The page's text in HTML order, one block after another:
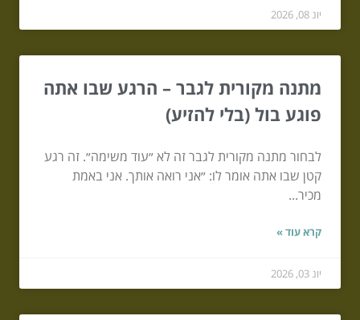
יונ 08, 2026
מתנה מקורית לגבר – הרגע שבו אתה
פוגע בול (בלי להזיע)
לבחור מתנה מקורית לגבר זה לא ״עוד משימה״. זה רגע
קטן שבו אתה אומר לו: ״אני רואה אותך. אני באמת
מכיר...
קרא עוד »
יונ 03, 2026